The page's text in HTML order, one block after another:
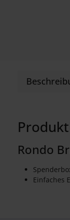
Rondo
Einfaches